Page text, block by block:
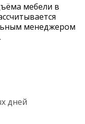
мебели в
менеджером
дней